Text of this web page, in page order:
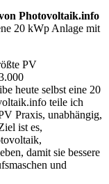
Photovoltaik.info
20 kWp Anlage mit
PV
heute selbst eine 20
teile ich
Praxis, unabhängig,
ist es,
damit sie bessere
und